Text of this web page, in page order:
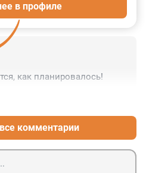
в профиле
как планировалось!
комментарии